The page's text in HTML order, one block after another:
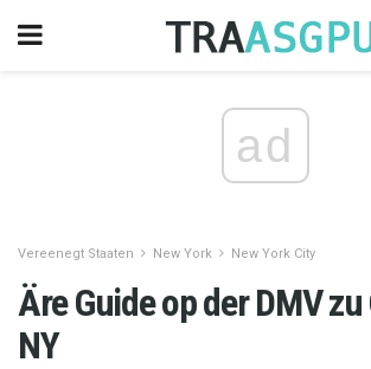
ad
Vereenegt Staaten New York New York City
Äre Guide op der DMV
NY